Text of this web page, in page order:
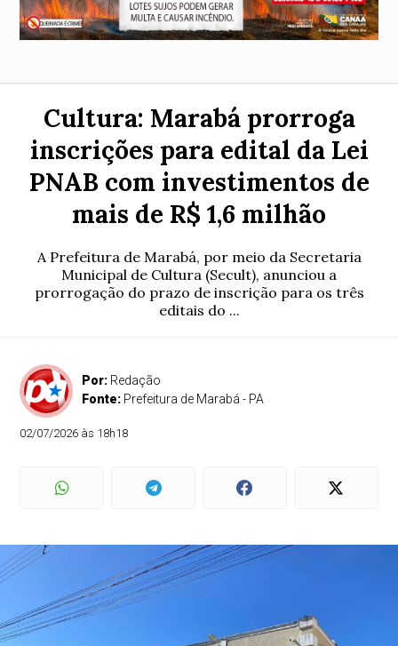
Cultura: Marabá prorroga
inscrições para edital da Lei
PNAB com investimentos de
mais de R$ 1,6 milhão
A Prefeitura de Marabá, por meio da Secretaria
Municipal de Cultura (Secult), anunciou a
prorrogação do prazo de inscrição para os três
editais do ...
Por: Redação
Fonte: Prefeitura de Marabá - PA
02/07/2026 às 18h18